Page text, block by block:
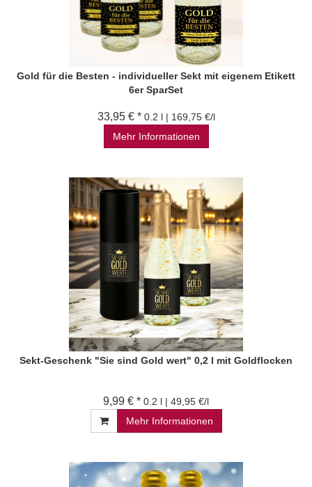
Gold für die Besten - individueller Sekt mit eigenem Etikett
6er SparSet
33,95 € * 0.2 l | 169,75 €/l
Mehr Informationen
Sekt-Geschenk "Sie sind Gold wert" 0,2 l mit Goldflocken
9,99 € * 0.2 l | 49,95 €/l
Mehr Informationen